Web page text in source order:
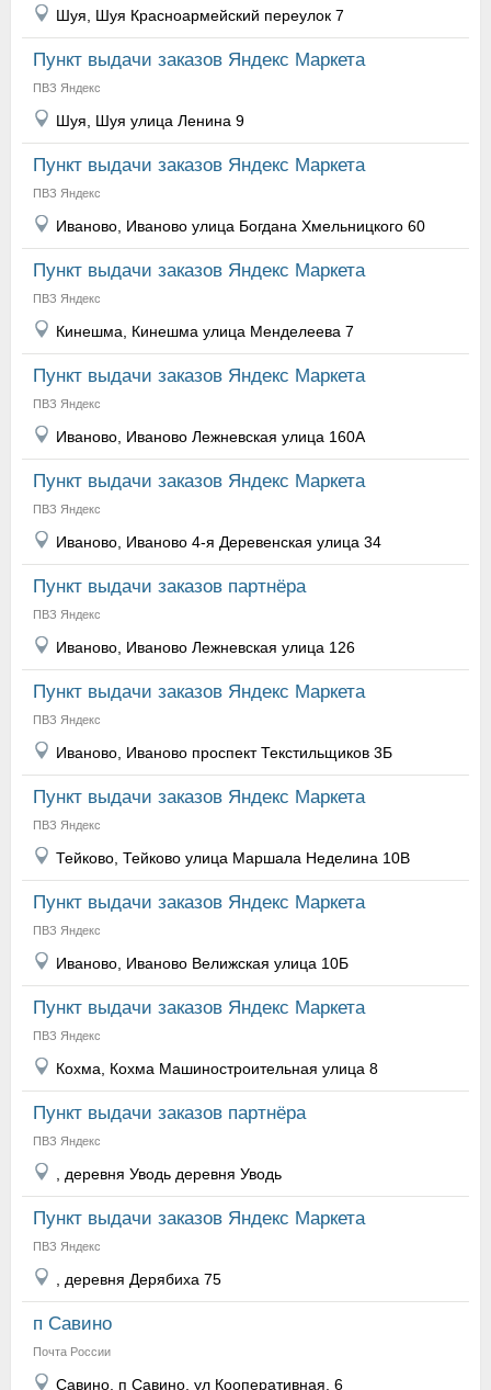
Шуя, Шуя Красноармейский переулок 7
Пункт выдачи заказов Яндекс Маркета
ПВЗ Яндекс
Шуя, Шуя улица Ленина 9
Пункт выдачи заказов Яндекс Маркета
ПВЗ Яндекс
Иваново, Иваново улица Богдана Хмельницкого 60
Пункт выдачи заказов Яндекс Маркета
ПВЗ Яндекс
Кинешма, Кинешма улица Менделеева 7
Пункт выдачи заказов Яндекс Маркета
ПВЗ Яндекс
Иваново, Иваново Лежневская улица 160А
Пункт выдачи заказов Яндекс Маркета
ПВЗ Яндекс
Иваново, Иваново 4-я Деревенская улица 34
Пункт выдачи заказов партнёра
ПВЗ Яндекс
Иваново, Иваново Лежневская улица 126
Пункт выдачи заказов Яндекс Маркета
ПВЗ Яндекс
Иваново, Иваново проспект Текстильщиков 3Б
Пункт выдачи заказов Яндекс Маркета
ПВЗ Яндекс
Тейково, Тейково улица Маршала Неделина 10В
Пункт выдачи заказов Яндекс Маркета
ПВЗ Яндекс
Иваново, Иваново Велижская улица 10Б
Пункт выдачи заказов Яндекс Маркета
ПВЗ Яндекс
Кохма, Кохма Машиностроительная улица 8
Пункт выдачи заказов партнёра
ПВЗ Яндекс
, деревня Уводь деревня Уводь
Пункт выдачи заказов Яндекс Маркета
ПВЗ Яндекс
, деревня Дерябиха 75
п Савино
Почта России
Савино, п Савино, ул Кооперативная, 6